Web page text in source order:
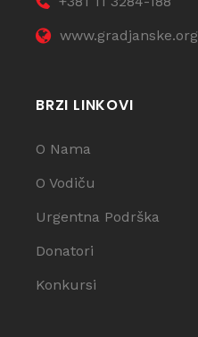
www.gradjanske.org
BRZI LINKOVI
O Nama
O Vodiču
Urgentna Podrška
Donatori
Konkursi